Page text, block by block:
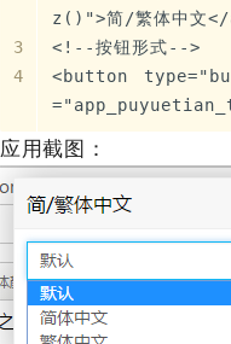
z()">简/繁体中文</
<!--按钮形式-->
<button
应用截图：